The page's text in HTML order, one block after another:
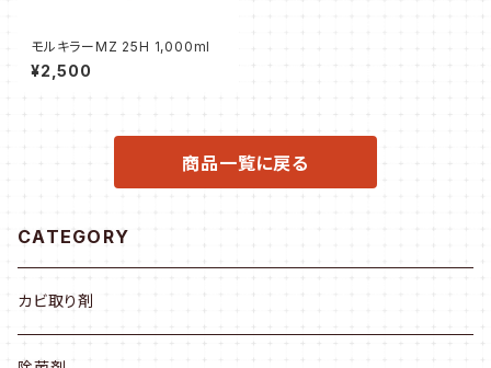
モルキラーMZ 25H 1,000ml
¥2,500
商品一覧に戻る
CATEGORY
カビ取り剤